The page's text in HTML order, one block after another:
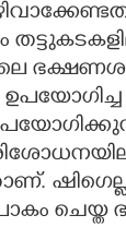
ചെയ്ത